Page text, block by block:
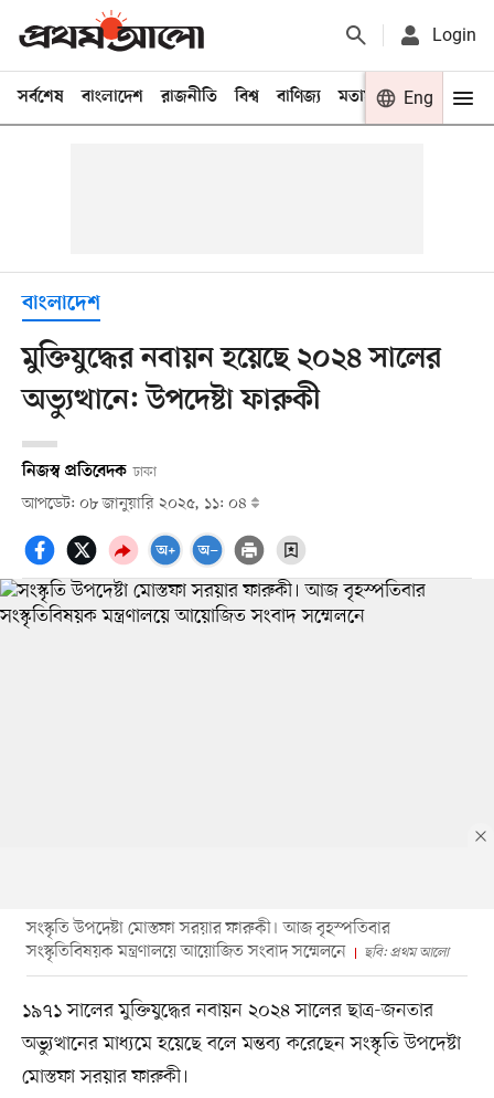
Login
সর্বশেষ বাংলাদেশ রাজনীতি বিশ্ব বাণিজ্য মতামত খেলা
Eng
বাংলাদেশ
মুক্তিযুদ্ধের নবায়ন হয়েছে ২০২৪ সালের
অভ্যুত্থানে: উপদেষ্টা ফারুকী
নিজস্ব প্রতিবেদক ঢাকা
আপডেট: ০৮ জানুয়ারি ২০২৫, ১১: ০৪
সংস্কৃতি উপদেষ্টা মোস্তফা সরয়ার ফারুকী। আজ বৃহস্পতিবার
সংস্কৃতিবিষয়ক মন্ত্রণালয়ে আয়োজিত সংবাদ সম্মেলনে
ছবি: প্রথম আলো
১৯৭১ সালের মুক্তিযুদ্ধের নবায়ন ২০২৪ সালের ছাত্র-জনতার
অভ্যুত্থানের মাধ্যমে হয়েছে বলে মন্তব্য করেছেন সংস্কৃতি উপদেষ্টা
মোস্তফা সরয়ার ফারুকী।